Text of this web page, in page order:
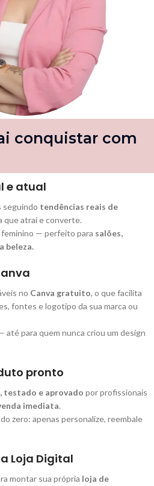
conquistar com
e atual
seguindo tendências reais de
que atrai e converte.
— perfeito para salões,
beleza.
no Canva gratuito, o que facilita
fontes e logotipo da sua marca ou
até para quem nunca criou um design
pronto
testado e aprovado por profissionais
imediata.
zero: apenas personalize, reembale
Loja Digital
montar sua própria loja de